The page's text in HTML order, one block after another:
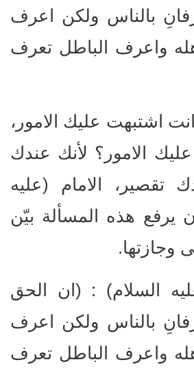
بالناس ولكن اعرف
واعرف الباطل تعرف
اشتبهت عليك الامور،
الامور؟ لأنك عندك
تقصير، الامام (عليه
يرفع هذه المسألة بيّن
وجازتها.
السلام) : (ان الحق
بالناس ولكن اعرف
واعرف الباطل تعرف